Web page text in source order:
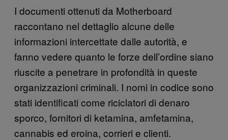
I documenti ottenuti da Motherboard
raccontano nel dettaglio alcune delle
informazioni intercettate dalle autorità, e
fanno vedere quanto le forze dell’ordine siano
riuscite a penetrare in profondità in queste
organizzazioni criminali. I nomi in codice sono
stati identificati come riciclatori di denaro
sporco, fornitori di ketamina, amfetamina,
cannabis ed eroina, corrieri e clienti.